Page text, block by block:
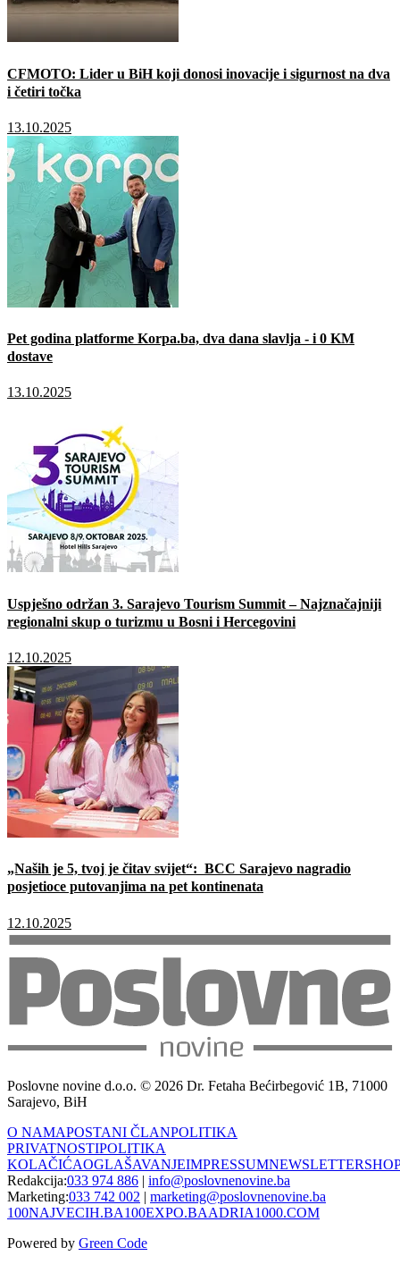
CFMOTO: Lider u BiH koji donosi inovacije i sigurnost na dva
i četiri točka
13.10.2025
Pet godina platforme Korpa.ba, dva dana slavlja - i 0 KM
dostave
13.10.2025
Uspješno održan 3. Sarajevo Tourism Summit – Najznačajniji
regionalni skup o turizmu u Bosni i Hercegovini
12.10.2025
„Naših je 5, tvoj je čitav svijet“: BCC Sarajevo nagradio
posjetioce putovanjima na pet kontinenata
12.10.2025
Poslovne novine d.o.o. © 2026 Dr. Fetaha Bećirbegović 1B, 71000
Sarajevo, BiH
O NAMAPOSTANI ČLANPOLITIKA
PRIVATNOSTIPOLITIKA
KOLAČIĆAOGLAŠAVANJEIMPRESSUMNEWSLETTER
Redakcija:033 974 886 | info@poslovnenovine.ba
Marketing:033 742 002 | marketing@poslovnenovine.ba
100NAJVECIH.BA100EXPO.BAADRIA1000.COM
Powered by Green Code